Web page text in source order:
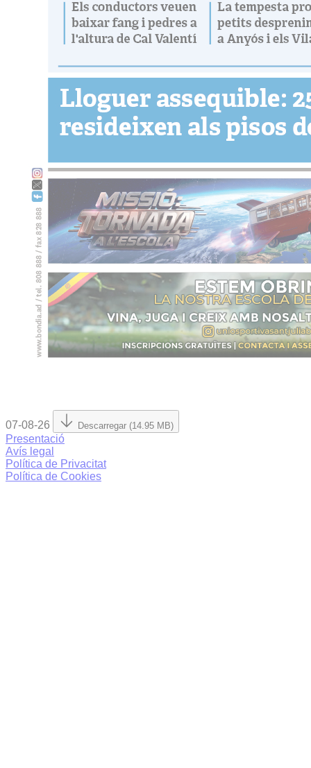
07-08-26 Descarregar (14.95 MB)
Presentació
Avís legal
Política de Privacitat
Política de Cookies